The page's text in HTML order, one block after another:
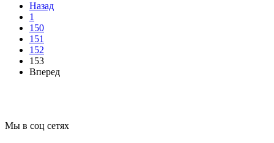
Назад
1
150
151
152
153
Вперед
Мы в соц сетях